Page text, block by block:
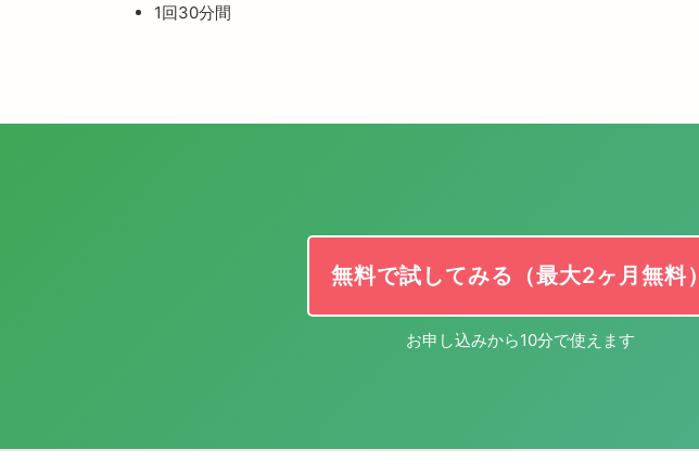
1回30分間
無料で試してみる（最大2ヶ月無料）
お申し込みから10分で使えます